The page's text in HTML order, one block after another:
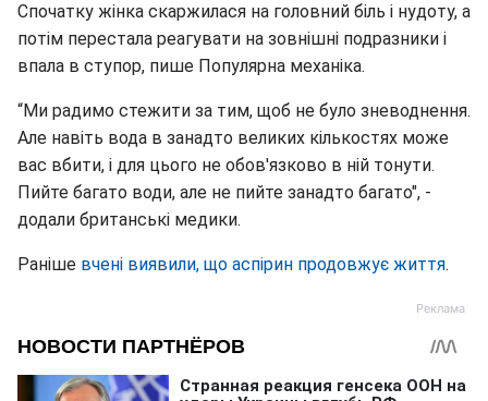
Спочатку жінка скаржилася на головний біль і нудоту, а
потім перестала реагувати на зовнішні подразники і
впала в ступор, пише Популярна механіка.
“Ми радимо стежити за тим, щоб не було зневоднення.
Але навіть вода в занадто великих кількостях може
вас вбити, і для цього не обов'язково в ній тонути.
Пийте багато води, але не пийте занадто багато", -
додали британські медики.
Раніше вчені виявили, що аспірин продовжує життя.